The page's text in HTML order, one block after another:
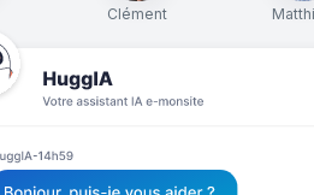
Clément